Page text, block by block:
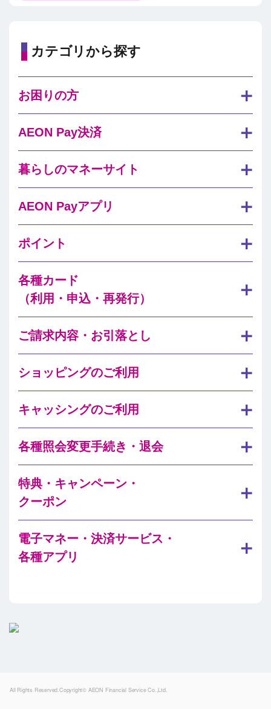
カテゴリから探す
お困りの方
AEON Pay決済
暮らしのマネーサイト
AEON Payアプリ
ポイント
各種カード
（利用・申込・再発行）
ご請求内容・お引落とし
ショッピングのご利用
キャッシングのご利用
各種照会変更手続き・退会
特典・キャンペーン・
クーポン
電子マネー・決済サービス・
各種アプリ
All Rights Reserved.Copyright© AEON Financial Service Co.,Ltd.Powered by